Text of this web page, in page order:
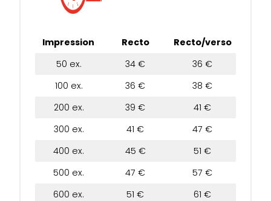
Impression Recto
Recto/verso
50 ex.
34 €
36 €
100 ex.
36 €
38 €
200 ex.
39 €
41 €
300 ex.
41 €
47 €
400 ex.
45 €
51 €
500 ex.
47 €
57 €
600 ex.
51 €
61 €